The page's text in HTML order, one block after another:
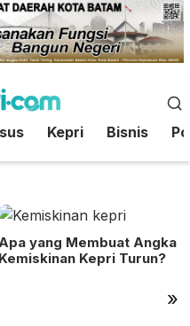
Kepri Bisnis
»
yang Membuat Angka
Kemiskinan Kepri Turun?